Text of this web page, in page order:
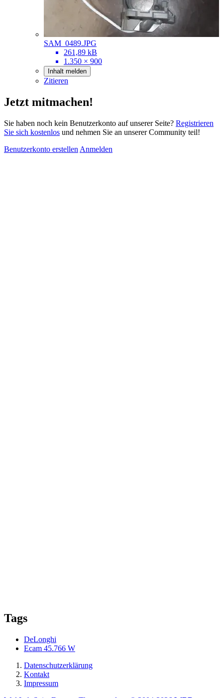
SAM_0489.JPG
261,89 kB
1.350 × 900
Inhalt melden
Zitieren
Jetzt mitmachen!
Sie haben noch kein Benutzerkonto auf unserer Seite? Registrieren
Sie sich kostenlos und nehmen Sie an unserer Community teil!
Benutzerkonto erstellen Anmelden
Tags
DeLonghi
Ecam 45.766 W
Datenschutzerklärung
Kontakt
Impressum